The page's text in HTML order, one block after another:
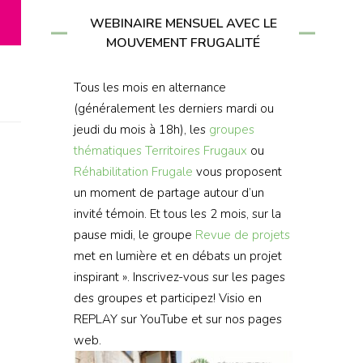
WEBINAIRE MENSUEL AVEC LE
MOUVEMENT FRUGALITÉ
Tous les mois en alternance
(généralement les derniers mardi ou
jeudi du mois à 18h), les groupes
thématiques Territoires Frugaux ou
Réhabilitation Frugale vous proposent
un moment de partage autour d’un
invité témoin. Et tous les 2 mois, sur la
pause midi, le groupe Revue de projets
met en lumière et en débats un projet
inspirant ». Inscrivez-vous sur les pages
des groupes et participez! Visio en
REPLAY sur YouTube et sur nos pages
web.